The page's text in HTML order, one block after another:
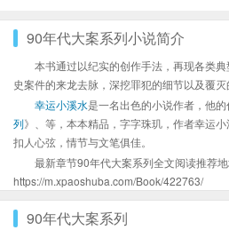
90年代大案系列小说简介
本书通过以纪实的创作手法，再现各类
史案件的来龙去脉，深挖罪犯的细节以及覆灭
幸运小溪水是一名出色的小说作者，他
列》、等，本本精品，字字珠玑，作者幸运小
扣人心弦，情节与文笔俱佳。
最新章节90年代大案系列全文阅读推荐地
https://m.xpaoshuba.com/Book/422763/
90年代大案系列